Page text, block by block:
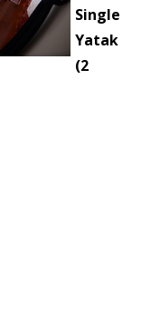
Single
Yatak
(2